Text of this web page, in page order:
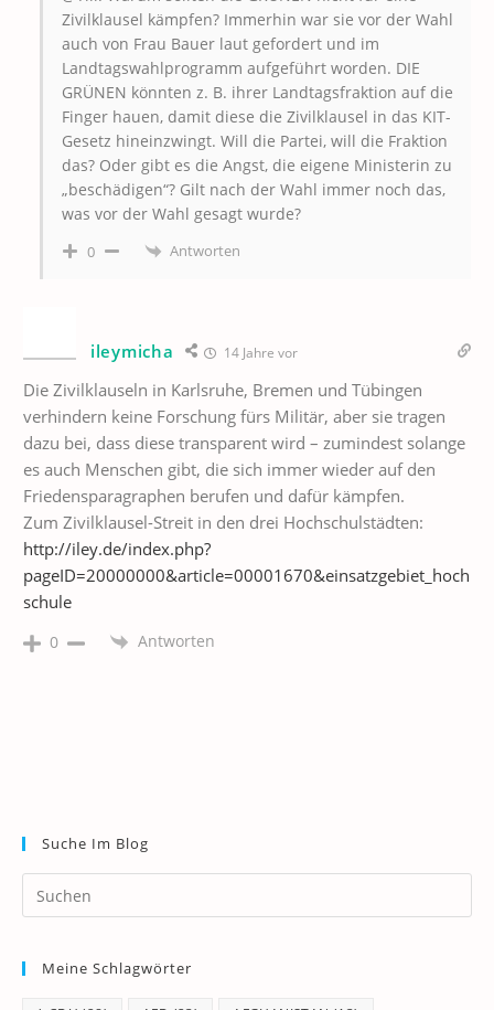
Zivilklausel kämpfen? Immerhin war sie vor der Wahl
auch von Frau Bauer laut gefordert und im
Landtagswahlprogramm aufgeführt worden. DIE
GRÜNEN könnten z. B. ihrer Landtagsfraktion auf die
Finger hauen, damit diese die Zivilklausel in das KIT-
Gesetz hineinzwingt. Will die Partei, will die Fraktion
das? Oder gibt es die Angst, die eigene Ministerin zu
„beschädigen“? Gilt nach der Wahl immer noch das,
was vor der Wahl gesagt wurde?
0 Antworten
ileymicha 14 Jahre vor
Die Zivilklauseln in Karlsruhe, Bremen und Tübingen
verhindern keine Forschung fürs Militär, aber sie tragen
dazu bei, dass diese transparent wird – zumindest solange
es auch Menschen gibt, die sich immer wieder auf den
Friedensparagraphen berufen und dafür kämpfen.
Zum Zivilklausel-Streit in den drei Hochschulstädten:
http://iley.de/index.php?
pageID=20000000&article=00001670&einsatzgebiet_hoch
schule
0 Antworten
Suche Im Blog
Meine Schlagwörter